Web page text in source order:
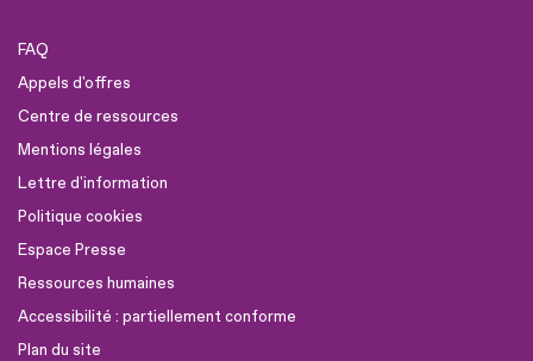
FAQ
Appels d'offres
Centre de ressources
Mentions légales
Lettre d'information
Politique cookies
Espace Presse
Ressources humaines
Accessibilité : partiellement conforme
Plan du site